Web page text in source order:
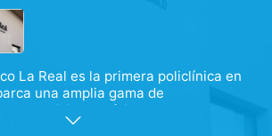
La Real es la primera policlínica en
una amplia gama de
medicina estética, dental,
y podología, además de medicina